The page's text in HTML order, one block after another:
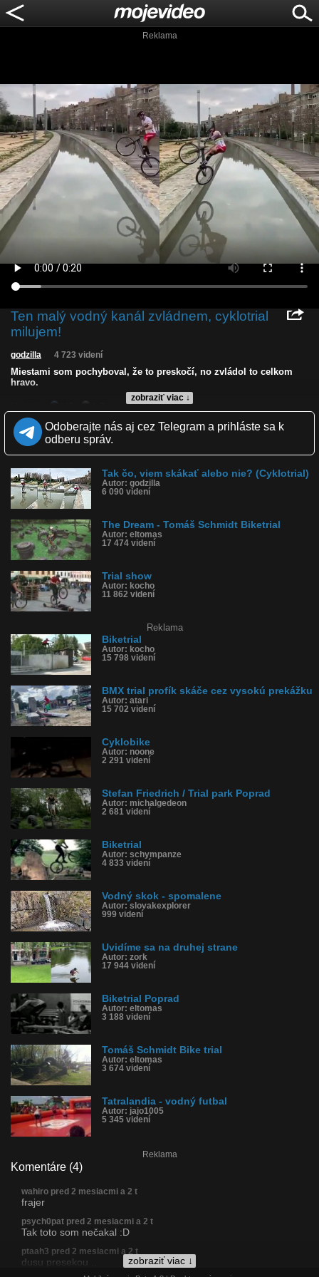
Reklama
Ten malý vodný kanál zvládnem, cyklotrial
milujem!
zobraziť viac ↓
godzilla 4 723 videní
Miestami som pochyboval, že to preskočí, no zvládol to celkom
hravo.
Zverejnené: 21.5.2026 12:57
Páči sa: 91% (32 hlasov)
Obľúbené: 4
Komentárov: 4
Kategória: športy
Tagy: cyklo trial, cyklotrialový skok, preskočil vodu, malý kanál
zvládnem, cyklotrial, náročný šport
História sledovanosti videa:
Odoberajte nás aj cez Telegram a prihláste sa k
odberu správ.
Tak čo, viem skákať alebo nie? (Cyklotrial)
Autor: godzilla
6 090 videní
The Dream - Tomáš Schmidt Biketrial
Autor: eltomas
17 474 videní
Trial show
Autor: kocho
11 862 videní
Reklama
Biketrial
Autor: kocho
15 798 videní
BMX trial profík skáče cez vysokú prekážku
Autor: atari
15 702 videní
Cyklobike
Autor: noone
2 291 videní
Stefan Friedrich / Trial park Poprad
Autor: michalgedeon
2 681 videní
Biketrial
Autor: schympanze
4 833 videní
Vodný skok - spomalene
Autor: slovakexplorer
999 videní
Uvidíme sa na druhej strane
Autor: zork
17 944 videní
Biketrial Poprad
Autor: eltomas
3 188 videní
Tomáš Schmidt Bike trial
Autor: eltomas
3 674 videní
Tatralandia - vodný futbal
Autor: jajo1005
5 345 videní
Reklama
Komentáre (4)
zobraziť viac ↓
wahiro pred 2 mesiacmi a 2 t
frajer
psych0pat pred 2 mesiacmi a 2 t
Tak toto som nečakal :D
ptaah3 pred 2 mesiacmi a 2 t
dusu presekou ..